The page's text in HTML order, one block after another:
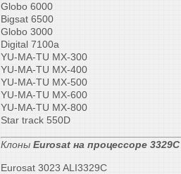
Globo 6000
Bigsat 6500
Globo 3000
Digital 7100a
YU-MA-TU MX-300
YU-MA-TU MX-400
YU-MA-TU MX-500
YU-MA-TU MX-600
YU-MA-TU MX-800
Star track 550D
Клоны Eurosat на процессоре 3329С
Eurosat 3023 ALI3329C